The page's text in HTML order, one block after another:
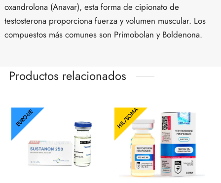
oxandrolona (Anavar), esta forma de cipionato de
testosterona proporciona fuerza y volumen muscular. Los
compuestos más comunes son Primobolan y Boldenona.
Productos relacionados
EURO-UE HIL/SOMA